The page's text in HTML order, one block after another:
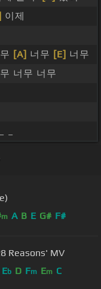
이제
[A] 너무 [E] 너무
너무 너무
_
m A B E G# F#
Reasons' MV
Eb D Fm Em C